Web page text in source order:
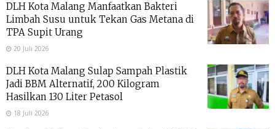
DLH Kota Malang Manfaatkan Bakteri
Limbah Susu untuk Tekan Gas Metana di
TPA Supit Urang
20 Juli 2026
DLH Kota Malang Sulap Sampah Plastik
Jadi BBM Alternatif, 200 Kilogram
Hasilkan 130 Liter Petasol
18 Juli 2026